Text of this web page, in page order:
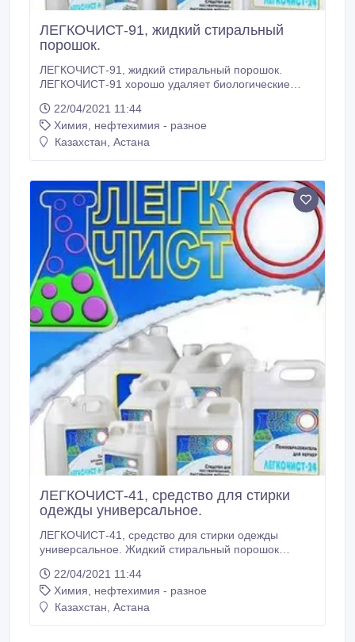
ЛЕГКОЧИСТ-91, жидкий стиральный
порошок.
ЛЕГКОЧИСТ-91, жидкий стиральный порошок.
ЛЕГКОЧИСТ-91 хорошо удаляет биологические
ЛЕГКОЧИСТ-12, ЛЕГКОЧИСТ-13 удаляет
застарелые и сложные пятна масло-жирового
характера, танинные пятна, пятна травы. Можно
22/04/2021 11:44
Химия, нефтехимия - разное
Казахстан, Астана
ЛЕГКОЧИСТ-41, средство для стирки
одежды универсальное.
ЛЕГКОЧИСТ-41, средство для стирки одежды
универсальное. Жидкий стиральный порошок
высокоэффективным составом, предназначенным,
в том числе для стирки сильно-загрязненной
спецодежды, ручной и машинной (в активаторных и
22/04/2021 11:44
Химия, нефтехимия - разное
Казахстан, Астана